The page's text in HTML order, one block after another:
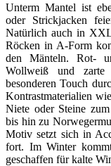
Unterm Mantel ist
oder Strickjacken
Natürlich auch in
Röcken in A-Form
den Mänteln. Rot-
Wollweiß und zarte
besonderen Touch
Kontrastmaterialien
Niete oder Steine
bis hin zu
Motiv setzt sich in
fort. Im Winter
geschaffen für kalte